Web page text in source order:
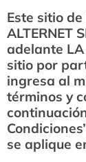
Este sitio
ALTERNET
adelante LA
sitio por
ingresa al
términos y
se aplique